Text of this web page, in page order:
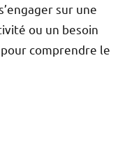
sur une
ou un besoin
comprendre le